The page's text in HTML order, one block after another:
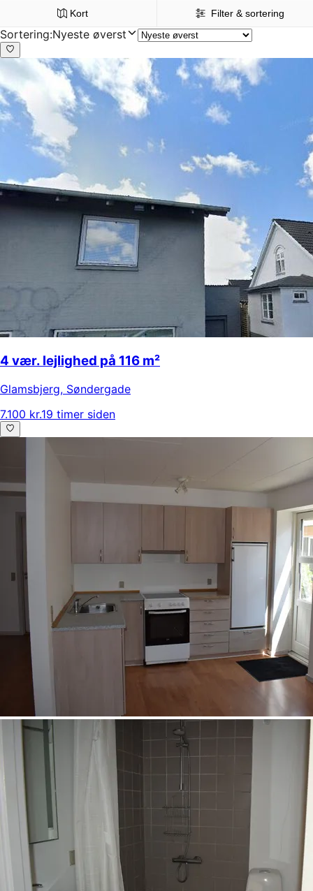
Kort Filter & sortering
Sortering:Nyeste øverst
4 vær. lejlighed på 116 m²
Glamsbjerg, Søndergade
7.100 kr.19 timer siden